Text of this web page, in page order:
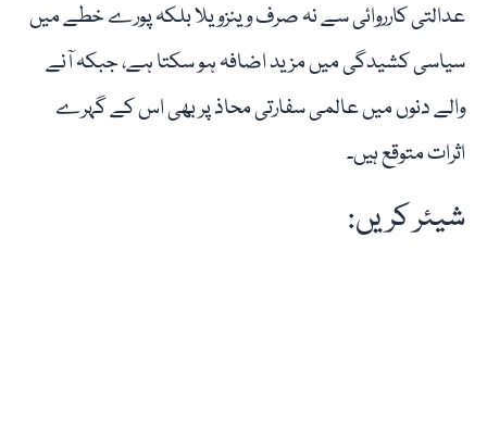
عدالتی کارروائی سے نہ صرف وینزویلا بلکہ پورے خطے میں
سیاسی کشیدگی میں مزید اضافہ ہو سکتا ہے، جبکہ آنے
والے دنوں میں عالمی سفارتی محاذ پر بھی اس کے گہرے
اثرات متوقع ہیں۔
شیئر کریں: